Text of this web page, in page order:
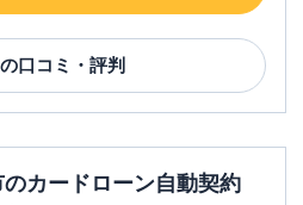
の口コミ・評判
カードローン自動契約